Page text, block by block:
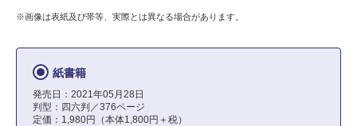
※画像は表紙及び帯等、実際とは異なる場合があります。
紙書籍
発売日：2021年05月28日
判型：四六判／376ページ
定価：1,980円（本体1,800円＋税）